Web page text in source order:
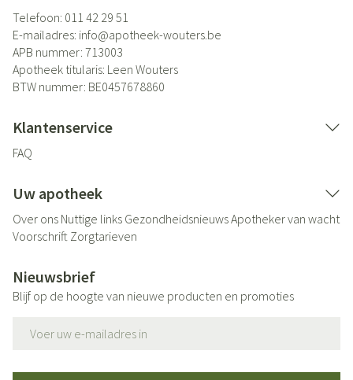
Telefoon: 011 42 29 51
E-mailadres: info@apotheek-wouters.be
APB nummer: 713003
Apotheek titularis: Leen Wouters
BTW nummer: BE0457678860
Klantenservice
FAQ
Uw apotheek
Over ons Nuttige links GezondheidsnieuwsApotheker van wacht
Voorschrift Zorgtarieven
Nieuwsbrief
Blijf op de hoogte van nieuwe producten en promoties